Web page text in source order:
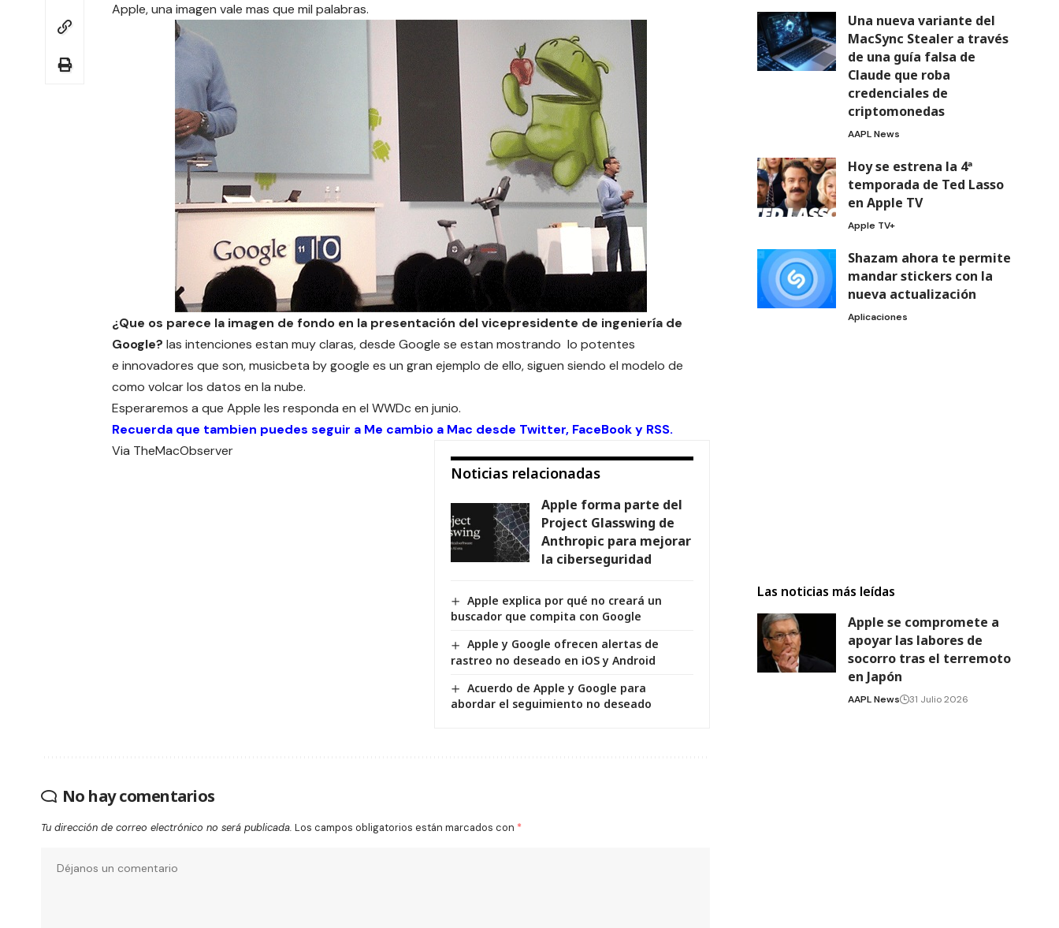
Apple, una imagen vale mas que mil palabras.
¿Que os parece la imagen de fondo en la presentación del vicepresidente de ingeniería de
Google? las intenciones estan muy claras, desde Google se estan mostrando lo potentes
e innovadores que son,musicbeta by google es un gran ejemplo de ello, siguen siendo el modelo de
como volcar los datos en la nube.
Esperaremos a que Apple les responda en el WWDc en junio.
Recuerda que tambien puedes seguir a Me cambio a Mac desde Twitter, FaceBooky RSS.
Noticias relacionadas
Apple forma parte del
Project Glasswing de
Anthropic para mejorar
la ciberseguridad
Apple explica por qué no creará un
buscador que compita con Google
Apple y Google ofrecen alertas de
rastreo no deseado en iOS y Android
Acuerdo de Apple y Google para
abordar el seguimiento no deseado
Via TheMacObserver
No hay comentarios
Tu dirección de correo electrónico no será publicada. Los campos obligatorios están marcados con *
Una nueva variante del
MacSync Stealer a través
de una guía falsa de
Claude que roba
credenciales de
criptomonedas
AAPL News
Hoy se estrena la 4ª
temporada de Ted Lasso
en Apple TV
Apple TV+
Shazam ahora te permite
mandar stickers con la
nueva actualización
Aplicaciones
Las noticias más leídas
Apple se compromete a
apoyar las labores de
socorro tras el terremoto
en Japón
AAPL News 31 Julio 2026